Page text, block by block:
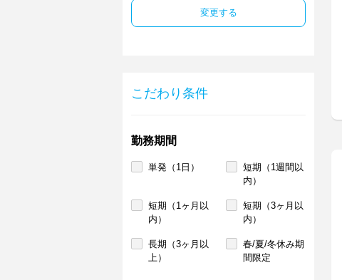
変更する
こだわり条件
勤務期間
単発（1日）
短期（1週間以
内）
短期（1ヶ月以
内）
短期（3ヶ月以
内）
長期（3ヶ月以
上）
春/夏/冬休み期
間限定